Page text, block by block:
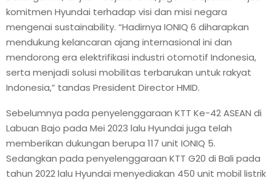
komitmen Hyundai terhadap visi dan misi negara
mengenai sustainability. “Hadirnya IONIQ 6 diharapkan
mendukung kelancaran ajang internasional ini dan
mendorong era elektrifikasi industri otomotif Indonesia,
serta menjadi solusi mobilitas terbarukan untuk rakyat
Indonesia,” tandas President Director HMID.
Sebelumnya pada penyelenggaraan KTT Ke-42 ASEAN di
Labuan Bajo pada Mei 2023 lalu Hyundai juga telah
memberikan dukungan berupa 117 unit IONIQ 5.
Sedangkan pada penyelenggaraan KTT G20 di Bali pada
tahun 2022 lalu Hyundai menyediakan 450 unit mobil listrik